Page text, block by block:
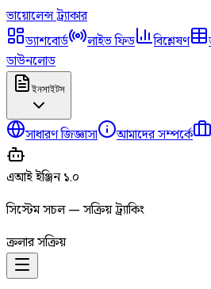
ভায়োলেন্সট্র্যাকার
ড্যাশবোর্ড
লাইভ ফিড বিশ্লেষণ
ডাউনলোড
ইনসাইটস
সাধারণ জিজ্ঞাসা আমাদের সম্পর্কে
এআই ইঞ্জিন ১.০
সিস্টেম সচল — সক্রিয় ট্র্যাকিং
ক্রলার সক্রিয়